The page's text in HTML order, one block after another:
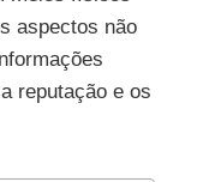
aspectos não
reputação e os